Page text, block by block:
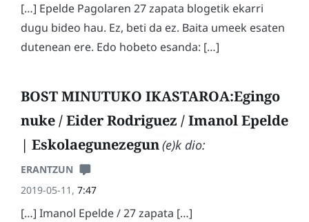
[…] Epelde Pagolaren 27 zapata blogetik ekarri
dugu bideo hau. Ez, beti da ez. Baita umeek esaten
dutenean ere. Edo hobeto esanda: […]
BOST MINUTUKO IKASTAROA:Egingo
nuke / Eider Rodriguez / Imanol Epelde
| Eskolaegunezegun(e)k dio:
ERANTZUN
2019-05-11, 7:47
[…] Imanol Epelde / 27 zapata […]